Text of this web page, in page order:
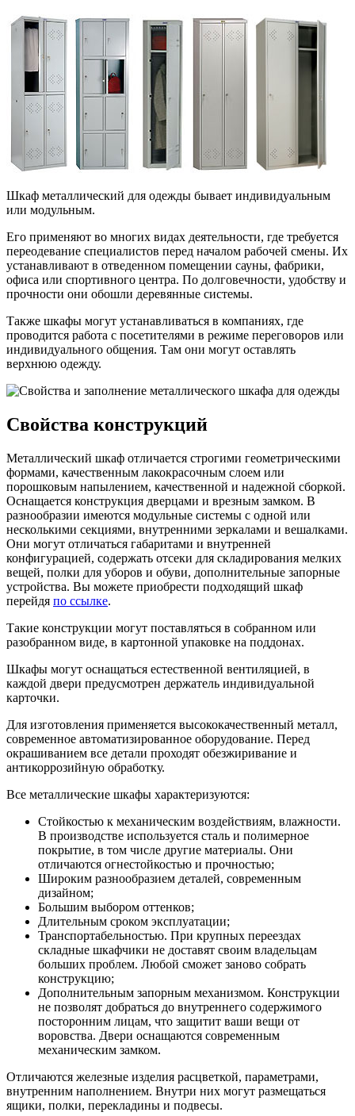
Шкаф металлический для одежды бывает индивидуальным
или модульным.
Его применяют во многих видах деятельности, где требуется
переодевание специалистов перед началом рабочей смены. Их
устанавливают в отведенном помещении сауны, фабрики,
офиса или спортивного центра. По долговечности, удобству и
прочности они обошли деревянные системы.
Также шкафы могут устанавливаться в компаниях, где
проводится работа с посетителями в режиме переговоров или
индивидуального общения. Там они могут оставлять
верхнюю одежду.
Свойства конструкций
Металлический шкаф отличается строгими геометрическими
формами, качественным лакокрасочным слоем или
порошковым напылением, качественной и надежной сборкой.
Оснащается конструкция дверцами и врезным замком. В
разнообразии имеются модульные системы с одной или
несколькими секциями, внутренними зеркалами и вешалками.
Они могут отличаться габаритами и внутренней
конфигурацией, содержать отсеки для складирования мелких
вещей, полки для уборов и обуви, дополнительные запорные
устройства. Вы можете приобрести подходящий шкаф
перейдя по ссылке.
Такие конструкции могут поставляться в собранном или
разобранном виде, в картонной упаковке на поддонах.
Шкафы могут оснащаться естественной вентиляцией, в
каждой двери предусмотрен держатель индивидуальной
карточки.
Для изготовления применяется высококачественный металл,
современное автоматизированное оборудование. Перед
окрашиванием все детали проходят обезжиривание и
антикоррозийную обработку.
Все металлические шкафы характеризуются:
Стойкостью к механическим воздействиям, влажности.
В производстве используется сталь и полимерное
покрытие, в том числе другие материалы. Они
отличаются огнестойкостью и прочностью;
Широким разнообразием деталей, современным
дизайном;
Большим выбором оттенков;
Длительным сроком эксплуатации;
Транспортабельностью. При крупных переездах
складные шкафчики не доставят своим владельцам
больших проблем. Любой сможет заново собрать
конструкцию;
Дополнительным запорным механизмом. Конструкции
не позволят добраться до внутреннего содержимого
посторонним лицам, что защитит ваши вещи от
воровства. Двери оснащаются современным
механическим замком.
Отличаются железные изделия расцветкой, параметрами,
внутренним наполнением. Внутри них могут размещаться
ящики, полки, перекладины и подвесы.